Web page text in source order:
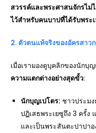
สวรรค์และพระศาสนจักรไ
ไว้สำหรับคนบาปที่ได้รับพระ
2. ตัวตนแท้จริงของอัครสาว
เมื่อเรามองดูบุคลิกของนักบุ
ความแตกต่างอย่างสุดขั้ว:
นักบุญเปโตร: ชาวประม
ปฏิเสธพระเยซูถึง 3 ครั้ง
และเป็นพระสันตะปาปา